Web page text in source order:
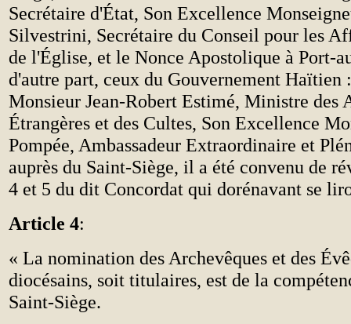
Secrétaire d'État, Son Excellence
Silvestrini, Secrétaire du Conseil pour les
de l'Église, et le Nonce Apostolique à Port-
d'autre part, ceux du Gouvernement Haïtien
Monsieur Jean-Robert Estimé, Ministre des
Étrangères et des Cultes, Son Excellence
Pompée, Ambassadeur Extraordinaire et
auprès du Saint-Siège, il a été convenu de
4 et 5 du dit Concordat qui dorénavant se
Article 4:
« La nomination des Archevêques et des
diocésains, soit titulaires, est de la
Saint-Siège.